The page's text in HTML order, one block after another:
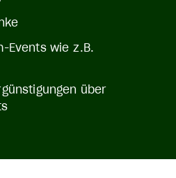
Events wie z.B.
über